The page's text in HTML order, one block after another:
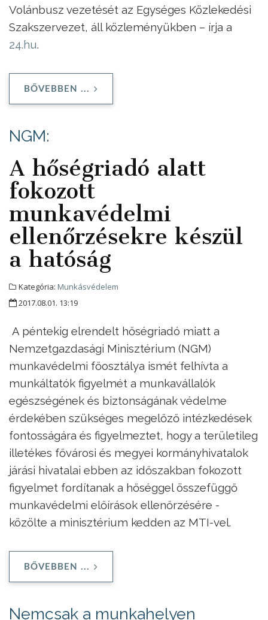
Volánbusz vezetését az Egységes Közlekedési
Szakszervezet, áll közleményükben – írja a
24.hu.
BŐVEBBEN ...
NGM:
A hőségriadó alatt
fokozott
munkavédelmi
ellenőrzésekre készül
a hatóság
Kategória: Munkásvédelem
2017.08.01. 13:19
A péntekig elrendelt hőségriadó miatt a
Nemzetgazdasági Minisztérium (NGM)
munkavédelmi főosztálya ismét felhívta a
munkáltatók figyelmét a munkavállalók
egészségének és biztonságának védelme
érdekében szükséges megelőző intézkedések
fontosságára és figyelmeztet, hogy a területileg
illetékes fővárosi és megyei kormányhivatalok
járási hivatalai ebben az időszakban fokozott
figyelmet fordítanak a hőséggel összefüggő
munkavédelmi előírások ellenőrzésére -
közölte a minisztérium kedden az MTI-vel.
BŐVEBBEN ...
Nemcsak a munkahelyen